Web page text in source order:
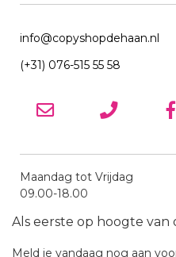
info@copyshopdehaan.nl
(+31) 076-515 55 58
Maandag tot Vrijdag
09.00-18.00
Als eerste op hoogte van
Meld je vandaag nog aan